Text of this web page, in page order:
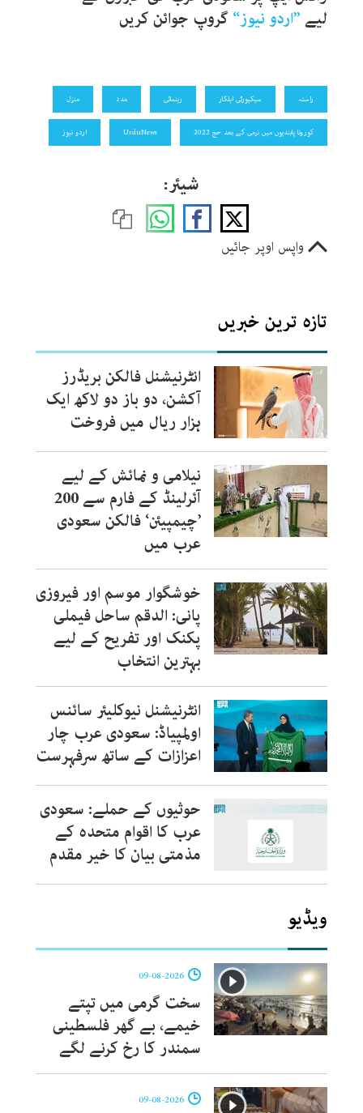
لیے”اردو نیوز“گروپ جوائن کریں
راستہ سیکیورٹی اہلکار رہنمائی مدد منزل
کورونا پابندیوں میں نرمی کے بعد حج 2022 UrduNews اردو نیوز
شیئر:
واپس اوپر جائیں
تازہ ترین خبریں
انٹرنیشنل فالکن بریڈرز
آکشن، دو باز دو لاکھ ایک
ہزار ریال میں فروخت
نیلامی و نمائش کے لیے
آئرلینڈ کے فارم سے 200
’چیمپیئن‘ فالکن سعودی
عرب میں
خوشگوار موسم اور فیروزی
پانی: الدقم ساحل فیملی
پکنک اور تفریح کے لیے
بہترین انتخاب
انٹرنیشنل نیوکلیئر سائنس
اولمپیاڈ: سعودی عرب چار
اعزازات کے ساتھ سرفہرست
حوثیوں کے حملے: سعودی
عرب کا اقوام متحدہ کے
مذمتی بیان کا خیر مقدم
ویڈیو
سخت گرمی میں تپتے
خیمے، بے گھر فلسطینی
سمندر کا رخ کرنے لگے